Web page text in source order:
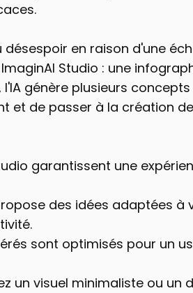
en raison d'une
Studio : une
génère plusieurs
et de passer à la création
garantissent une
propose des idées adaptées
sont optimisés pour un
un visuel minimaliste ou un